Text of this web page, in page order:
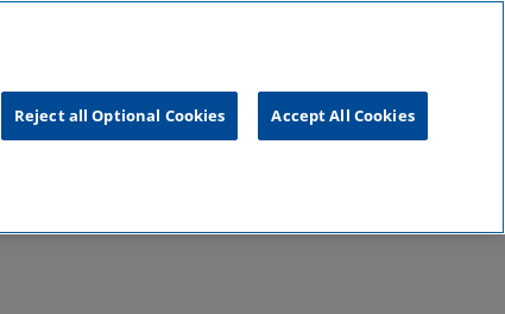
Reject all Optional Cookies Accept All Cookies